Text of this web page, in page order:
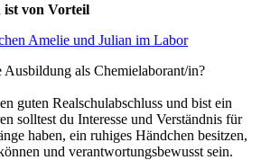
ist von Vorteil
Ausbildung als Chemielaborant/in?
guten Realschulabschluss und bist ein
solltest du Interesse und Verständnis für
haben, ein ruhiges Händchen besitzen,
und verantwortungsbewusst sein.